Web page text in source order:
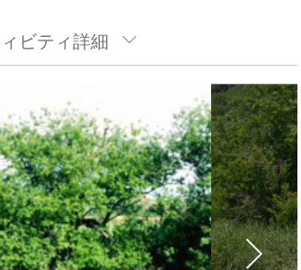
ビティ詳細